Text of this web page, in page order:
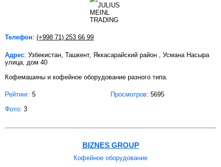
Телефон: (+998 71) 253 66 99
Адрес: Узбекистан, Ташкент, Яккасарайский район , Усмана Насыра
улица, дом 40
Кофемашины и кофейное оборудование разного типа.
Рейтинг: 5 Просмотров: 5695
Фото: 3
BIZNES GROUP
Кофейное оборудование